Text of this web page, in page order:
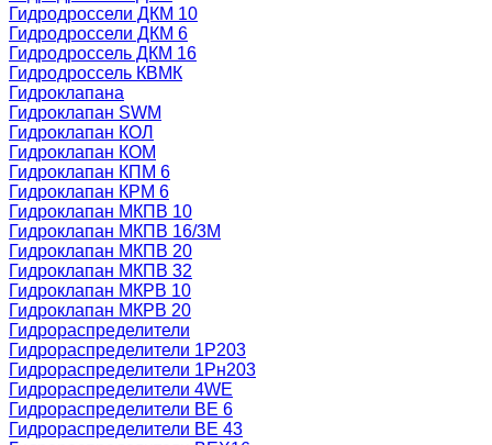
Гидродроссели ДКМ 10
Гидродроссели ДКМ 6
Гидродроссель ДКМ 16
Гидродроссель КВМК
Гидроклапана
Гидроклапан SWM
Гидроклапан КОЛ
Гидроклапан КОМ
Гидроклапан КПМ 6
Гидроклапан КРМ 6
Гидроклапан МКПВ 10
Гидроклапан МКПВ 16/3М
Гидроклапан МКПВ 20
Гидроклапан МКПВ 32
Гидроклапан МКРВ 10
Гидроклапан МКРВ 20
Гидрораспределители
Гидрораспределители 1Р203
Гидрораспределители 1Рн203
Гидрораспределители 4WE
Гидрораспределители ВЕ 6
Гидрораспределители ВЕ 43